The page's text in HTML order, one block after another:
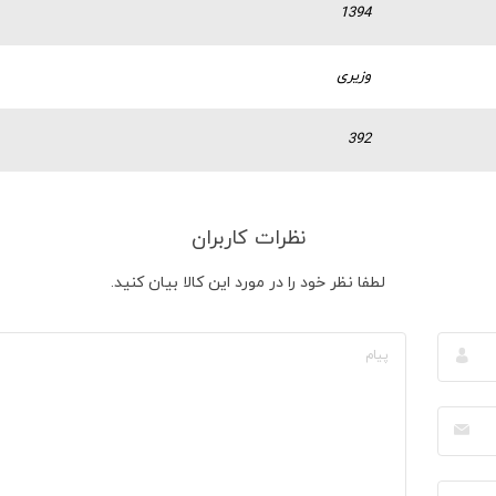
1394
وزیری
392
نظرات کاربران
لطفا نظر خود را در مورد این کالا بیان کنید.